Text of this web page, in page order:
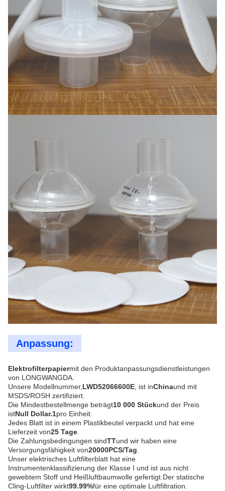
Anpassung:
Elektrofilterpapiermit den Produktanpassungsdienstleistungen
von LONGWANGDA.
Unsere Modellnummer, LWD52066600E , ist inChinaund mit
MSDS/ROSH zertifiziert.
Die Mindestbestellmenge beträgt10 000 Stückund der Preis
istNull Dollar.1pro Einheit.
Jedes Blatt ist in einem Plastikbeutel verpackt und hat eine
Lieferzeit von25 Tage
Die Zahlungsbedingungen sindTTund wir haben eine
Versorgungsfähigkeit von20000PCS/Tag
Unser elektrisches Luftfilterblatt hat eine
Instrumentenklassifizierung der Klasse I und ist aus nicht
gewebtem Stoff und Heißluftbaumwolle gefertigt.Der statische
Cling-Luftfilter wirkt99.99%für eine optimale Luftfiltration.